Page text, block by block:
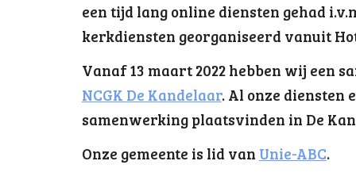
een tijd lang online diensten gehad
kerkdiensten georganiseerd vanuit
Vanaf 13 maart 2022 hebben wij een
NCGK De Kandelaar. Al onze diensten
samenwerking plaatsvinden in De
Onze gemeente is lid van Unie-ABC.